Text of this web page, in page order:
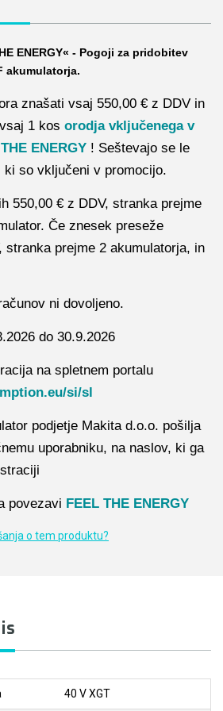
ENERGY« - Pogoji za pridobitev
akumulatorja.
znašati vsaj 550,00 € z DDV in
1 kos orodja vključenega v
ENERGY ! Seštevajo se le
so vključeni v promocijo.
550,00 € z DDV, stranka prejme
Če znesek preseže
stranka prejme 2 akumulatorja, in
ni dovoljeno.
do 30.9.2026
na spletnem portalu
si/sl
podjetje Makita d.o.o. pošilja
uporabniku, na naslov, ki ga
povezavi FEEL THE ENERGY
o tem produktu?
40 V XGT
kotne žage
rezkarji
tračni brusilniki in
& izrezovalniki
žage
in zgoščevalniki
grelne torbe
/ Siporex / Ytong)
in pribor
BOSCH GSG 300
za kotni brusilnik
rezalnike kovine
trakovi